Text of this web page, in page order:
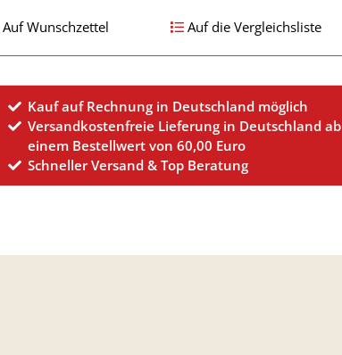
Auf Wunschzettel Auf die Vergleichsliste
Kauf auf Rechnung in Deutschland möglich
Versandkostenfreie Lieferung in Deutschland ab
einem Bestellwert von 60,00 Euro
Schneller Versand & Top Beratung